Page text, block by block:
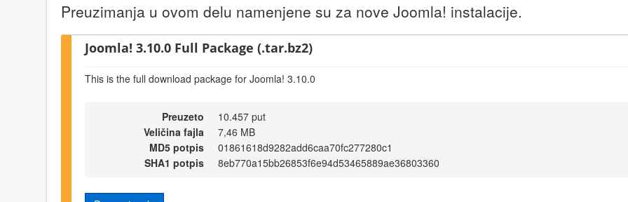
Preuzimanja u ovom delu namenjene su za nove Joomla! instalacije.
Joomla! 3.10.0 Full Package (.tar.bz2)
This is the full download package for Joomla! 3.10.0
Preuzeto
10.457 put
Veličina fajla
7,46 MB
MD5 potpis
01861618d9282add6caa70fc277280c1
SHA1 potpis
8eb770a15bb26853f6e94d53465889ae36803360